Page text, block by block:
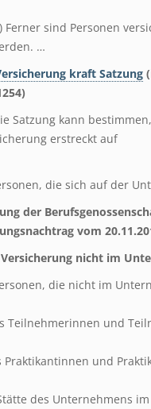
Ferner sind Personen
…
kraft Satzung
Satzung kann
erstreckt auf
die sich auf der
der
vom
Versicherung nicht im
die nicht im
Teilnehmerinnen und
Praktikantinnen und
des Unternehmens